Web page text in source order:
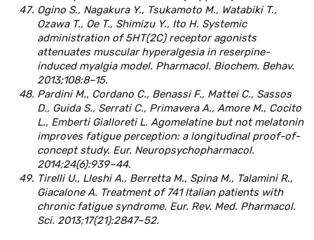
Ogino S., Nagakura Y., Tsukamoto M., Watabiki T.,
Ozawa T., Oe T., Shimizu Y., Ito H. Systemic
administration of 5HT(2C) receptor agonists
attenuates muscular hyperalgesia in reserpine-
induced myalgia model. Pharmacol. Biochem. Behav.
2013;108:8–15.
Pardini M., Cordano C., Benassi F., Mattei C., Sassos
D., Guida S., Serrati C., Primavera A., Amore M., Cocito
L., Emberti Gialloreti L. Agomelatine but not melatonin
improves fatigue perception: a longitudinal proof-of-
concept study. Eur. Neuropsychopharmacol.
2014;24(6):939–44.
Tirelli U., Lleshi A., Berretta M., Spina M., Talamini R.,
Giacalone A. Treatment of 741 Italian patients with
chronic fatigue syndrome. Eur. Rev. Med. Pharmacol.
Sci. 2013;17(21):2847–52.